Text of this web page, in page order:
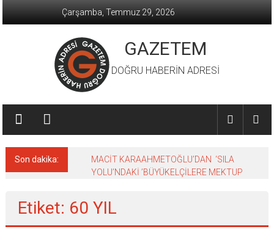
Çarşamba, Temmuz 29, 2026
GAZETEM
DOĞRU HABERİN ADRESİ
Son dakika:
MACİT KARAAHMETOĞLU’DAN ‘SILA
YOLU’NDAKİ ’BÜYÜKELÇİLERE MEKTUP
Etiket: 60 YIL